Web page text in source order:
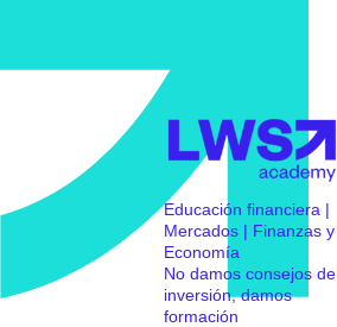
Educación financiera |
Mercados | Finanzas y
Economía
No damos consejos de
inversión, damos
formación